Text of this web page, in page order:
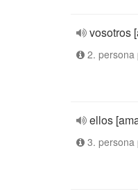
vosotros
2. persona
ellos
3. persona